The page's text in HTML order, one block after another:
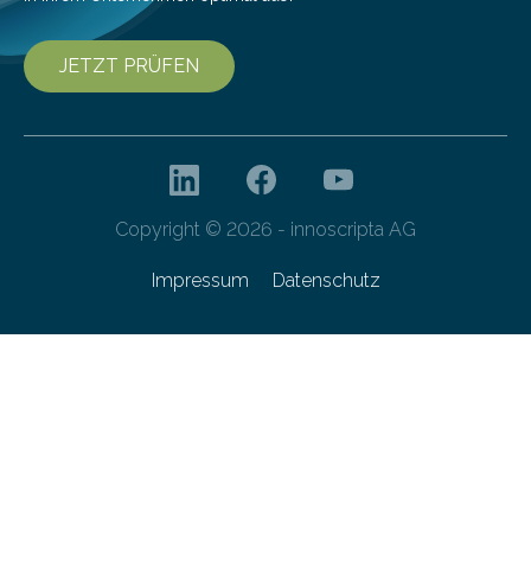
JETZT PRÜFEN
Copyright © 2026 - innoscripta AG
Impressum Datenschutz